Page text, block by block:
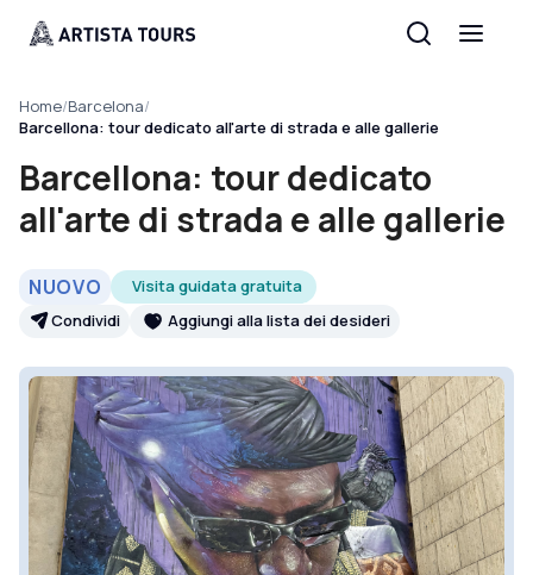
Home/Barcelona/
Barcellona: tour dedicato all'arte di strada e alle gallerie
Barcellona: tour dedicato
all'arte di strada e alle gallerie
NUOVO
Visita guidata gratuita
Condividi
Aggiungi alla lista dei desideri